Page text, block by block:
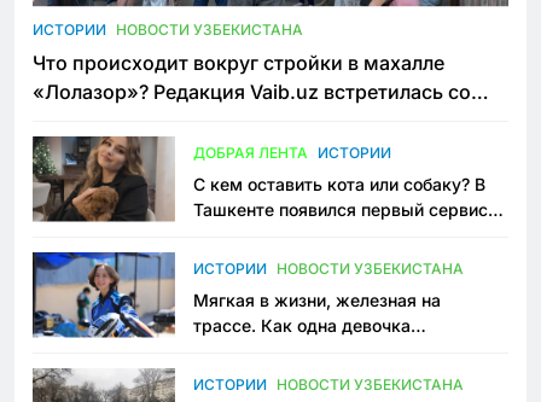
ИСТОРИИ НОВОСТИ УЗБЕКИСТАНА
Что происходит вокруг стройки в махалле
«Лолазор»? Редакция Vaib.uz встретилась со
ДОБРАЯ ЛЕНТА ИСТОРИИ
С кем оставить кота или собаку? В
Ташкенте появился первый сервис
ИСТОРИИ НОВОСТИ УЗБЕКИСТАНА
Мягкая в жизни, железная на
трассе. Как одна девочка
Узбекистане
ИСТОРИИ НОВОСТИ УЗБЕКИСТАНА